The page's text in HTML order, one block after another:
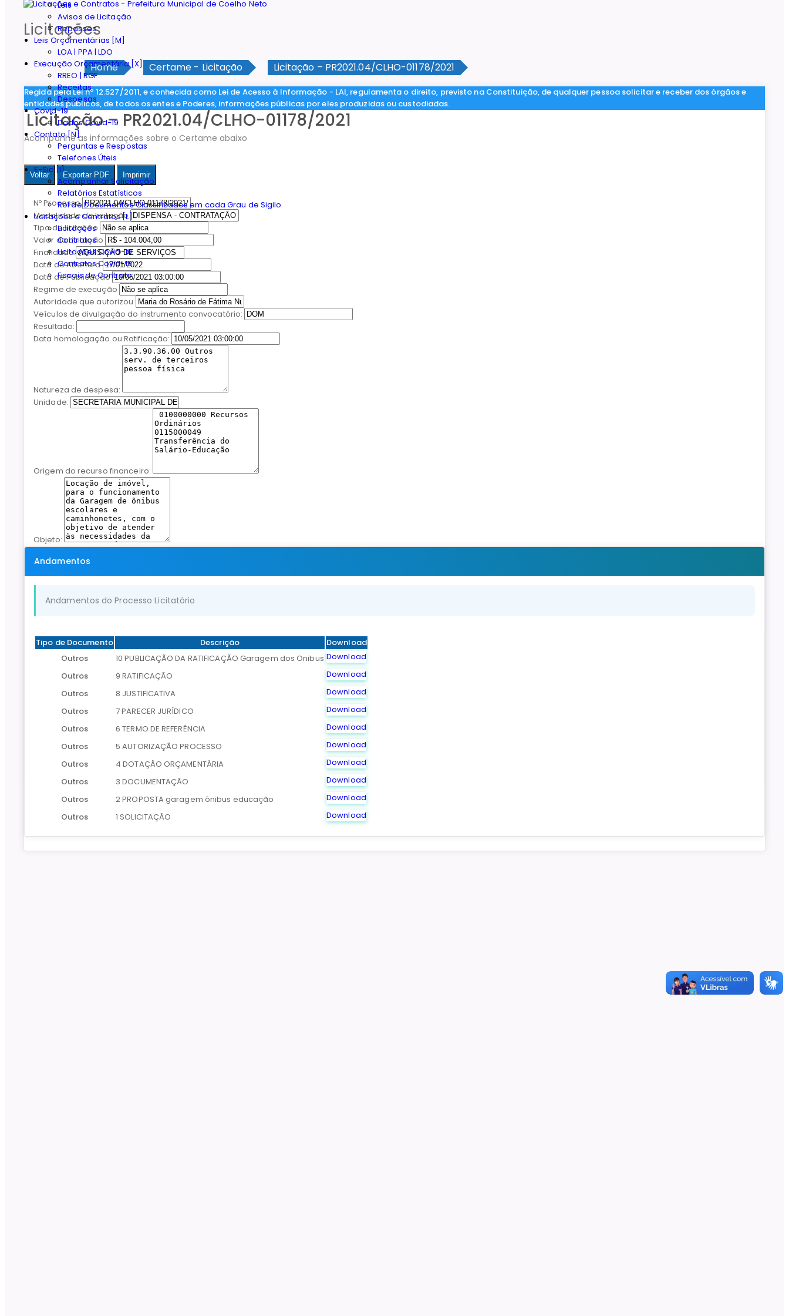
Leis
Avisos de Licitação
Repasses
Leis Orçamentárias [M]
LOA | PPA | LDO
Execução Orçamentária [X]
RREO | RGF
Receitas
Despesas
Covid-19
Dados Covid-19
Contato [N]
Perguntas e Respostas
Telefones Úteis
E-Sic [I]
Acompanhar Solicitação
Relatórios Estatísticos
Rol de Documentos Classificados em cada Grau de Sigilo
Licitações e Contratos [L]
Licitações
Contratos
Licitações Covid-19
Contratos Covid-19
Fiscais de Contrato
Licitações
Home Certame - Licitação Licitação – PR2021.04/CLHO-01178/2021
Regida pela Lei nº 12.527/2011, e conhecida como Lei de Acesso à Informação - LAI, regulamenta o direito, previsto na Constituição, de qualquer pessoa solicitar e receber dos órgãos e
entidades públicos, de todos os entes e Poderes, informações públicas por eles produzidas ou custodiadas.
Licitação – PR2021.04/CLHO-01178/2021
Acompanhe as informações sobre o Certame abaixo
Voltar Exportar PDF Imprimir
Nº Processo
Modalidade de licitação
Tipo de licitação
Valor da Licitação
Finalidade
Data de Abertura
Data de Publicação
Regime de execução
Autoridade que autorizou
Veículos de divulgação do instrumento convocatório:
Resultado:
Data homologação ou Ratificação:
Natureza de despesa:
Unidade:
Origem do recurso financeiro:
Objeto:
Andamentos
Andamentos do Processo Licitatório
Tipo de Documento Descrição
Download
Outros
10 PUBLICAÇÃO DA RATIFICAÇÃO Garagem dos Onibus Download
Outros
9 RATIFICAÇÃO
Download
Outros
8 JUSTIFICATIVA
Download
Outros
7 PARECER JURÍDICO
Download
Outros
6 TERMO DE REFERÊNCIA
Download
Outros
5 AUTORIZAÇÃO PROCESSO
Download
Outros
4 DOTAÇÃO ORÇAMENTÁRIA
Download
Outros
3 DOCUMENTAÇÃO
Download
Outros
2 PROPOSTA garagem ônibus educação
Download
Outros
1 SOLICITAÇÃO Download